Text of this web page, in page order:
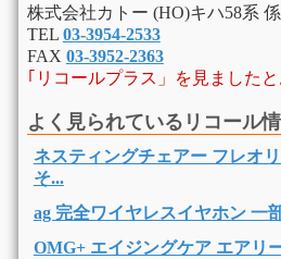
株式会社カトー (HO)キハ58系 係
TEL 03-3954-2533
FAX 03-3952-2363
｢リコールプラス」を見ましたと
よく見られているリコール
ネスティングチェアー フレオ
そ...
ag 完全ワイヤレスイヤホン 一
OMG+ エイジングケア エアリ